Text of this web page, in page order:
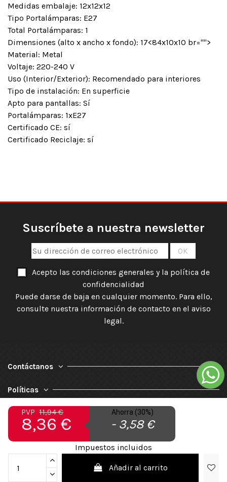
PVP 11,94 €
8,36 €
Ahorra (30%)
- 3,58 €
Impuestos incluidos
Añadir al carrito
Medidas embalaje: 12x12x12
Tipo Portalámparas: E27
Total Portalámparas: 1
Dimensiones (alto x ancho x fondo): 17<84x10x10 br="">
Material: Metal
Voltaje: 220-240 V
Uso (Interior/Exterior): Recomendado para interiores
Tipo de instalación: En superficie
Apto para pantallas: Sí
Portalámparas: 1xE27
Certificado CE: sí
Certificado Reciclaje: sí
Suscríbete a nuestra newsletter
Acepto las condiciones generales y la política de
confidencialidad
Puede darse de baja en cualquier momento. Para ello,
consulte nuestra información de contacto en el aviso
legal.
Contáctanos
Políticas
Nuestra Empresa